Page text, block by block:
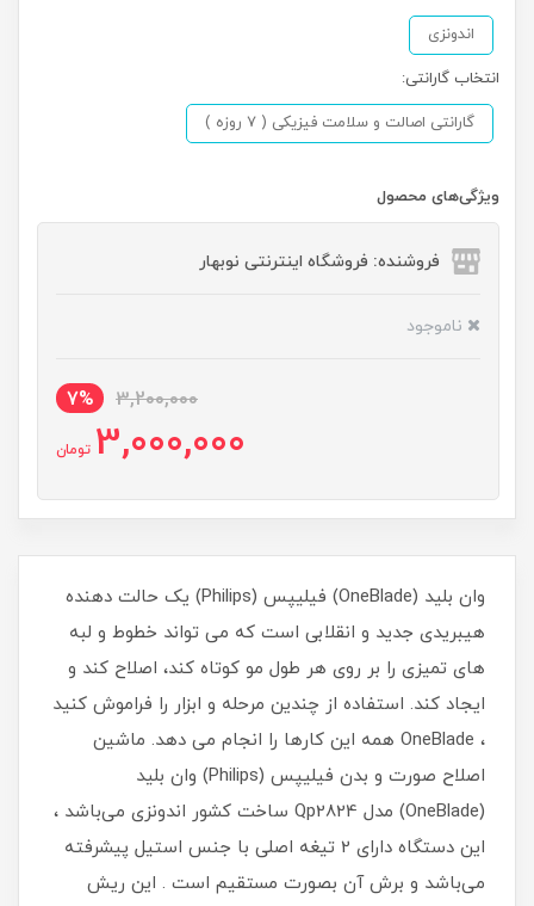
اندونزی
انتخاب گارانتی:
گارانتی اصالت و سلامت فیزیکی ( 7 روزه )
ویژگی‌های محصول
فروشنده: فروشگاه اینترنتی نوبهار
ناموجود
3,200,000
7%
3,000,000 تومان
وان بلید (OneBlade) فیلیپس (Philips) یک حالت دهنده
هیبریدی جدید و انقلابی است که می تواند خطوط و لبه
های تمیزی را بر روی هر طول مو کوتاه کند، اصلاح کند و
ایجاد کند. استفاده از چندین مرحله و ابزار را فراموش کنید
، OneBlade همه این کارها را انجام می دهد. ماشین
اصلاح صورت و بدن فیلیپس (Philips) وان بلید
(OneBlade) مدل Qp2824 ساخت کشور اندونزی می‌باشد ،
این دستگاه دارای 2 تیغه اصلی با جنس استیل پیشرفته
می‌باشد و برش آن بصورت مستقیم است . این ریش